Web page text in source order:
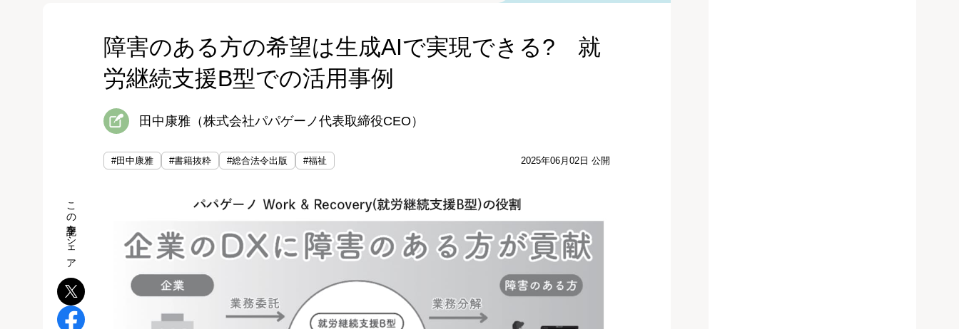
障害のある方の希望は生成AIで実現できる? 就
労継続支援B型での活用事例
田中康雅（株式会社パパゲーノ代表取締役CEO）
#田中康雅 #書籍抜粋 #総合法令出版 #福祉 2025年06月02日 公開
この記事をシェア